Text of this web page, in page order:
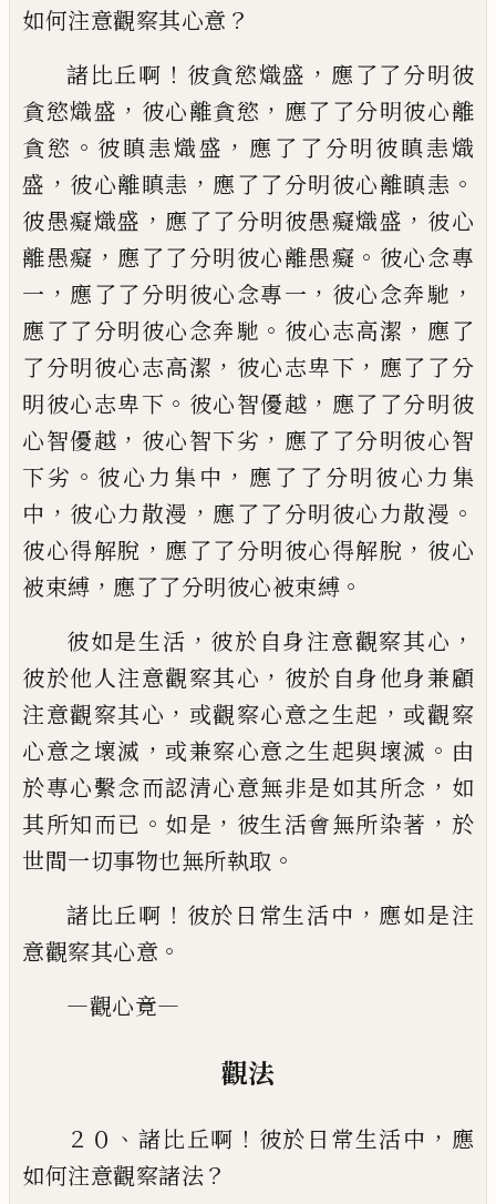
如何注意觀察其心意 ？
諸比丘啊 ！ 彼貪慾熾盛 ， 應了了分明彼
貪慾熾盛 ， 彼心離貪慾 ， 應了了分明彼心離
貪慾 。 彼瞋恚熾盛 ， 應 了了分明彼瞋恚熾
盛 ， 彼心離瞋恚 ， 應了了分明彼心離瞋恚 。
彼愚癡熾盛 ， 應了了分明彼愚癡熾盛 ， 彼心
離愚癡 ， 應了了分明彼心離愚癡 。 彼心念專
一 ， 應了了分明彼心念專一 ， 彼心念奔馳 ，
應了了分明彼心念奔馳 。 彼心志高潔 ， 應了
了分明彼心志高潔 ， 彼心志卑下 ， 應了了分
明彼心志卑下 。 彼心智優越 ， 應了了分明彼
心智優越 ， 彼心智下劣 ， 應了了分明彼心智
下劣 。 彼心力集中 ， 應了了分明彼心力集
中 ， 彼心力散漫 ， 應了了分明彼心力散漫 。
彼心得解脫 ， 應了了分明彼心得解脫 ， 彼心
被束縛 ， 應了了分明彼心被束縛 。
彼如是生活 ， 彼於自身注意觀察其心 ，
彼於他人注意觀察其心 ， 彼於自身他身兼顧
注意觀察其心 ， 或觀察心意之生起 ， 或觀察
心意之壞滅 ， 或兼察心意之生起與壞滅 。 由
於專心繫念而認清心意無非是如其所念 ， 如
其所知而已 。 如是 ， 彼生活會無所染著 ， 於
世間一切事物也無所執取 。
諸比丘啊 ！ 彼於日常生活中 ， 應如是注
意觀察其心意 。
—觀心竟—
觀法
２０ 、諸比丘啊 ！ 彼於日常生活中 ， 應
如何注意觀察諸法？